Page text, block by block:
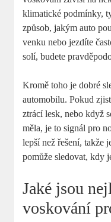
klimatické podmínky,
způsob, jakým auto
venku nebo jezdíte
solí, budete
Kromě toho je dobré
automobilu. Pokud
ztrácí lesk, nebo když
měla, je to signál pro
lepší než řešení, takže
pomůže sledovat, kdy
Jaké jsou
voskování